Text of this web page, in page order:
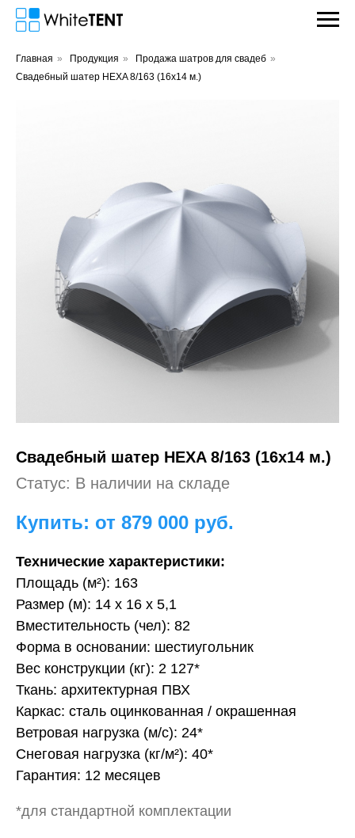
Главная » Продукция » Продажа шатров для свадеб »
Свадебный шатер HEXA 8/163 (16х14 м.)
Свадебный шатер HEXA 8/163 (16х14 м.)
Статус: В наличии на складе
Купить: от 879 000 руб.
Технические характеристики:
Площадь (м²): 163
Размер (м): 14 х 16 х 5,1
Вместительность (чел): 82
Форма в основании: шестиугольник
Вес конструкции (кг): 2 127*
Ткань: архитектурная ПВХ
Каркас: сталь оцинкованная / окрашенная
Ветровая нагрузка (м/с): 24*
Снеговая нагрузка (кг/м²): 40*
Гарантия: 12 месяцев
*для стандартной комплектации